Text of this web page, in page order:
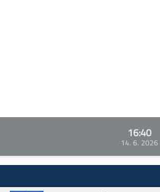
16:40
14. 6. 2026